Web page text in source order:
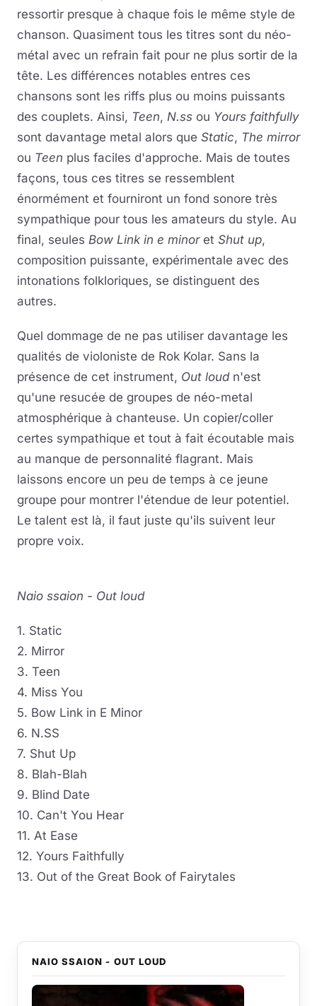
ressortir presque à chaque fois le même style de
chanson. Quasiment tous les titres sont du néo-
métal avec un refrain fait pour ne plus sortir de la
tête. Les différences notables entres ces
chansons sont les riffs plus ou moins puissants
des couplets. Ainsi, Teen, N.ss ou Yours faithfully
sont davantage metal alors que Static, The mirror
ou Teen plus faciles d'approche. Mais de toutes
façons, tous ces titres se ressemblent
énormément et fourniront un fond sonore très
sympathique pour tous les amateurs du style. Au
final, seules Bow Link in e minoret Shut up,
composition puissante, expérimentale avec des
intonations folkloriques, se distinguent des
autres.
Quel dommage de ne pas utiliser davantage les
qualités de violoniste de Rok Kolar. Sans la
présence de cet instrument, Out loudn'est
qu'une resucée de groupes de néo-metal
atmosphérique à chanteuse. Un copier/coller
certes sympathique et tout à fait écoutable mais
au manque de personnalité flagrant. Mais
laissons encore un peu de temps à ce jeune
groupe pour montrer l'étendue de leur potentiel.
Le talent est là, il faut juste qu'ils suivent leur
propre voix.
Naio ssaion - Out loud
1. Static
2. Mirror
3. Teen
4. Miss You
5. Bow Link in E Minor
6. N.SS
7. Shut Up
8. Blah-Blah
9. Blind Date
10. Can't You Hear
11. At Ease
12. Yours Faithfully
13. Out of the Great Book of Fairytales
NAIO SSAION - OUT LOUD